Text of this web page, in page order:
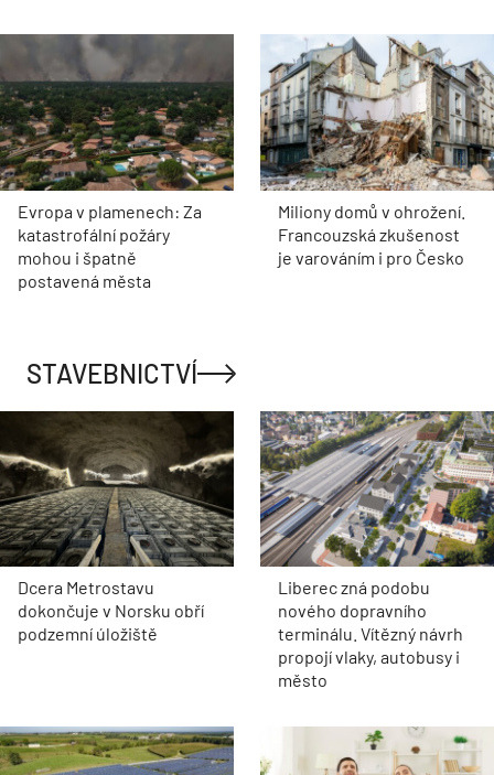
Evropa v plamenech: Za
katastrofální požáry
mohou i špatně
postavená města
Miliony domů v ohrožení.
Francouzská zkušenost
je varováním i pro Česko
STAVEBNICTVÍ
Dcera Metrostavu
dokončuje v Norsku obří
podzemní úložiště
Liberec zná podobu
nového dopravního
terminálu. Vítězný návrh
propojí vlaky, autobusy i
město